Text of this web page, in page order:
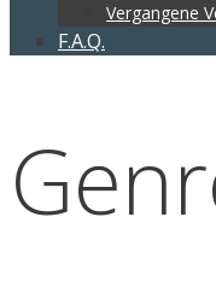
Vergangene
F.A.Q.